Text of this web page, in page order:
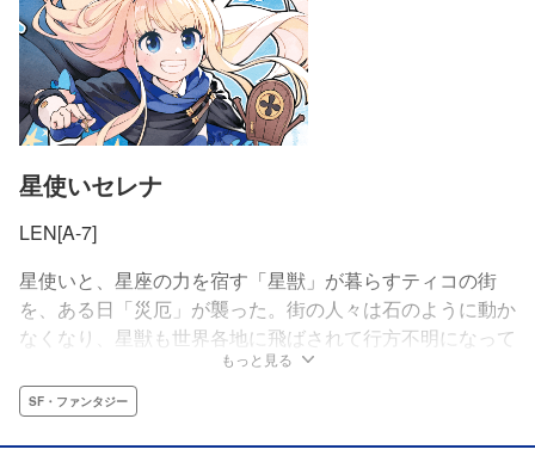
星使いセレナ
LEN[A-7]
星使いと、星座の力を宿す「星獣」が暮らすティコの街
を、ある日「災厄」が襲った。街の人々は石のように動か
なくなり、星獣も世界各地に飛ばされて行方不明になって
しまう。災厄を免れた少女・セレナは、街や家族を取り戻
すために星獣を探す旅に出る。「鍵」を使うと特定の場所
に移動できるドア君や、唯一残った星獣・ポンプ座と共
に、さまざまなワールドを大冒険！
もっと見る
SF・ファンタジー